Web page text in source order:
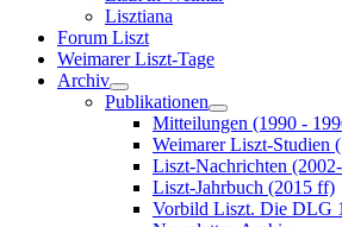
Lisztiana
Forum Liszt
Weimarer Liszt-Tage
Archiv
Publikationen
Mitteilungen (1990 -
Weimarer Liszt-Studien
Liszt-Nachrichten
Liszt-Jahrbuch (2015 ff)
Vorbild Liszt. Die DLG